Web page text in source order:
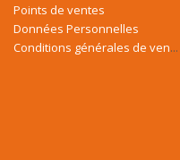
Points de ventes
Données Personnelles
Conditions générales de ventes